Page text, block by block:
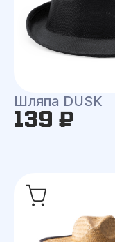
Шляпа DUSK
139 ₽